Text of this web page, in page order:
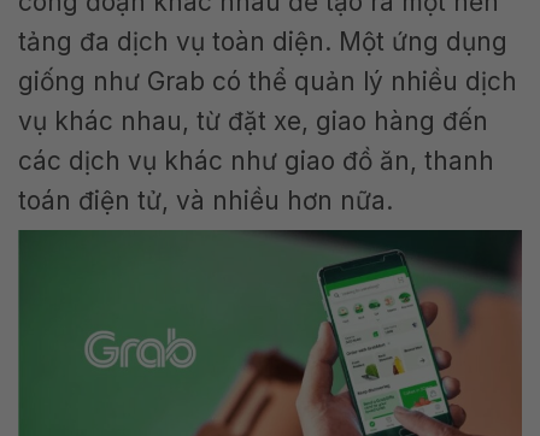
tảng đa dịch vụ toàn diện. Một ứng dụng
giống như Grab có thể quản lý nhiều dịch
vụ khác nhau, từ đặt xe, giao hàng đến
các dịch vụ khác như giao đồ ăn, thanh
toán điện tử, và nhiều hơn nữa.